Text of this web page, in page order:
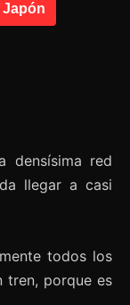
Japón
densísima red
llegar a casi
todos los
tren, porque es